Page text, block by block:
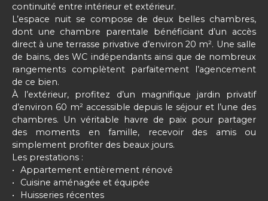
continuité entre intérieur et extérieur.
L’espace nuit se compose de deux belles chambres,
dont une chambre parentale bénéficiant d’un accès
direct à une terrasse privative d’environ 20 m². Une salle
de bains, des WC indépendants ainsi que de nombreux
rangements complètent parfaitement l’agencement
de ce bien.
À l’extérieur, profitez d’un magnifique jardin privatif
d’environ 60 m² accessible depuis le séjour et l’une des
chambres. Un véritable havre de paix pour partager
des moments en famille, recevoir des amis ou
simplement profiter des beaux jours.
Les prestations :
Appartement entièrement rénové
Cuisine aménagée et équipée
Huisseries récentes